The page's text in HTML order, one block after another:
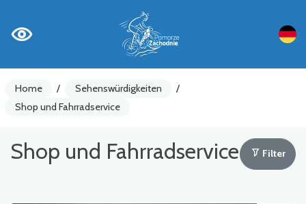
Home / Sehenswürdigkeiten
/
Shop und Fahrradservice
Shop und Fahrradservice Filter